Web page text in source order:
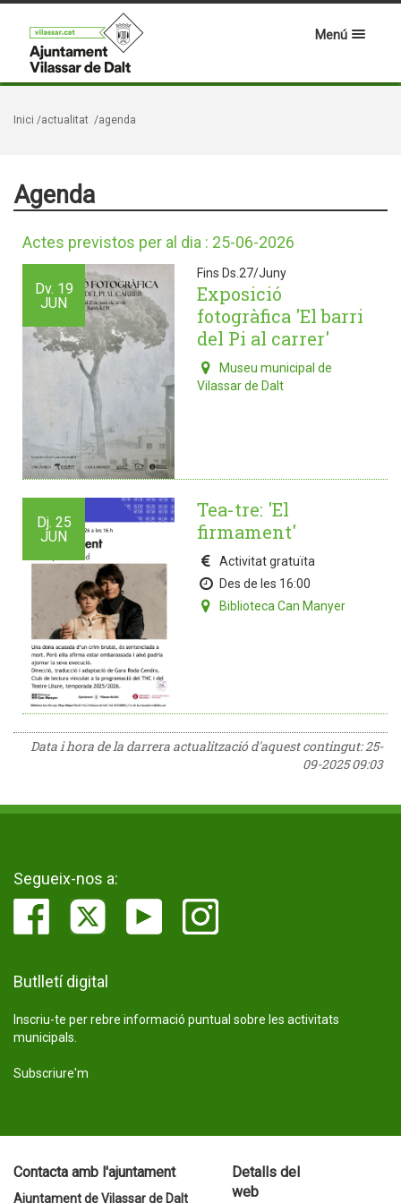
Menú
Inici /actualitat /agenda
Agenda
Actes previstos per al dia : 25-06-2026
Dv. 19
JUN
Fins Ds.27/Juny
Exposició
fotogràfica 'El barri
del Pi al carrer'
Museu municipal de
Vilassar de Dalt
Dj. 25
JUN
Tea-tre: 'El
firmament'
Activitat gratuïta
Des de les 16:00
Biblioteca Can Manyer
Data i hora de la darrera actualització d'aquest contingut:25-
09-2025 09:03
Segueix-nos a:
Butlletí digital
Inscriu-te per rebre informació puntual sobre les activitats
municipals.
Subscriure'm
Contacta amb l'ajuntament
Ajuntament de Vilassar de Dalt
Detalls del
web